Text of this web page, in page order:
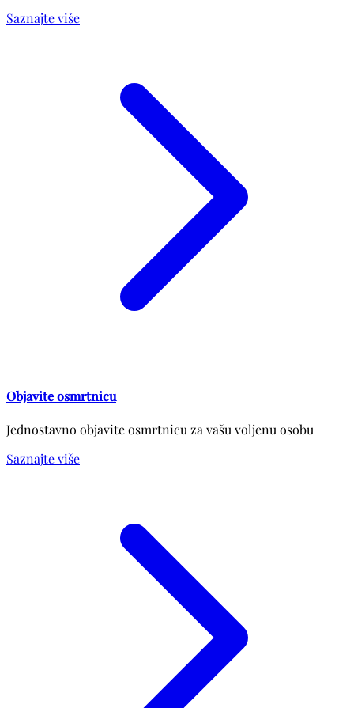
Saznajte više
Objavite osmrtnicu
Jednostavno objavite osmrtnicu za vašu voljenu osobu
Saznajte više